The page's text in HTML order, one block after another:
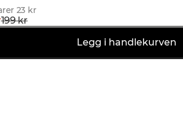
23 kr
199 kr
Legg i handlekurven